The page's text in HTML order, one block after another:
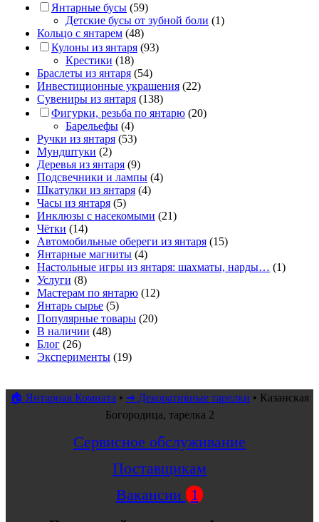
Янтарные бусы (59)
Детские бусы от зубной боли (1)
Кольцо с янтарем (48)
Кулоны из янтаря (93)
Крестики (18)
Браслеты из янтаря (54)
Инвестиционные украшения (22)
Сувениры из янтаря (138)
Фигурки, резьба по янтарю (20)
Барельефы (4)
Ручки из янтаря (53)
Мундштуки (2)
Деревья из янтаря (9)
Подсвечники и лампы (4)
Шкатулки из янтаря (4)
Часы из янтаря (5)
Инклюзы с насекомыми (21)
Чётки (14)
Автомобильные обереги из янтаря (15)
Янтарные магниты (4)
Настольные игры из янтаря: шахматы, нарды… (1)
Услуги (8)
Мастерам по янтарю (12)
Янтарь сырье (5)
Популярные товары (20)
В наличии (48)
Блог (26)
Эксперименты (19)
🏠 Янтарная Комната • ➜ Декоративные тарелки • Казанская
Богородица, тарелка 2
Сервисное обслуживание
Поставщикам
Вакансии 1